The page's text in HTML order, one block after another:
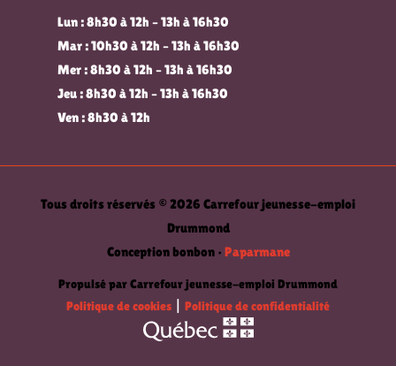
Lun : 8h30 à 12h – 13h à 16h30
Mar : 10h30 à 12h – 13h à 16h30
Mer : 8h30 à 12h – 13h à 16h30
Jeu : 8h30 à 12h – 13h à 16h30
Ven : 8h30 à 12h
Tous droits réservés © 2026 Carrefour jeunesse-emploi
Drummond
Conception bonbon • Paparmane
Propulsé par Carrefour jeunesse-emploi Drummond
Politique de cookies
Politique de confidentialité